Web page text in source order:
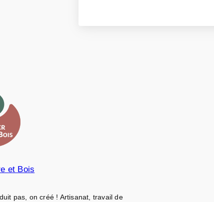
et Bois
pas, on créé ! Artisanat, travail de